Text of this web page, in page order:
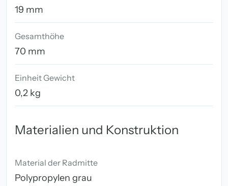
19 mm
Gesamthöhe
70 mm
Einheit Gewicht
0,2 kg
Materialien und Konstruktion
Material der Radmitte
Polypropylen grau